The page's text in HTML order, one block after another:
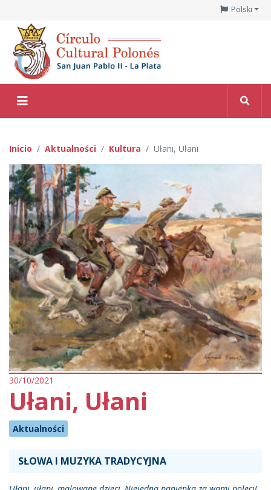
Polski
Inicio Aktualności Kultura Ułani, Ułani
30/10/2021
Ułani, Ułani
Aktualności
SŁOWA I MUZYKA TRADYCYJNA